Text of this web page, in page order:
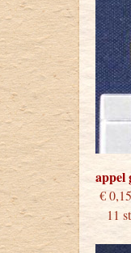
appel
11